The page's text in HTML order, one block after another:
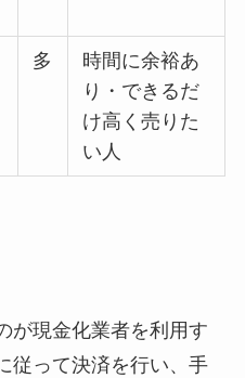
多
時間に余裕あ
り・できるだ
け高く売りた
い人
が現金化業者を利用す
従って決済を行い、手